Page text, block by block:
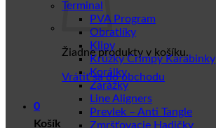
Žiadne produkty v košíku.
Vrátiť sa do obchodu
0
Košík
Terminal
PVA Program
Obratlíky
Klipy
Krúžky Crimpy Karabinky
Korálky
Zarážky
Line Aligners
Prevlek – Anti Tangle
Zmršťovacie Hadičky